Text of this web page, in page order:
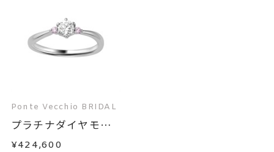
Ponte Vecchio BRIDAL
プラチナダイヤモン
ド...
¥424,600